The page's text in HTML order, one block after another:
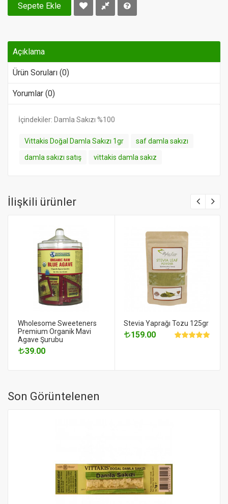
Sepete Ekle
Açıklama
Ürün Soruları (0)
Yorumlar (0)
İçindekiler: Damla Sakızı %100
Vittakis Doğal Damla Sakızı 1gr
saf damla sakızı
damla sakızı satış
vittakis damla sakız
İlişkili ürünler
Wholesome Sweeteners
Premium Organik Mavi
Agave Şurubu
39.00
Stevia Yaprağı Tozu 125gr
159.00
Son Görüntelenen